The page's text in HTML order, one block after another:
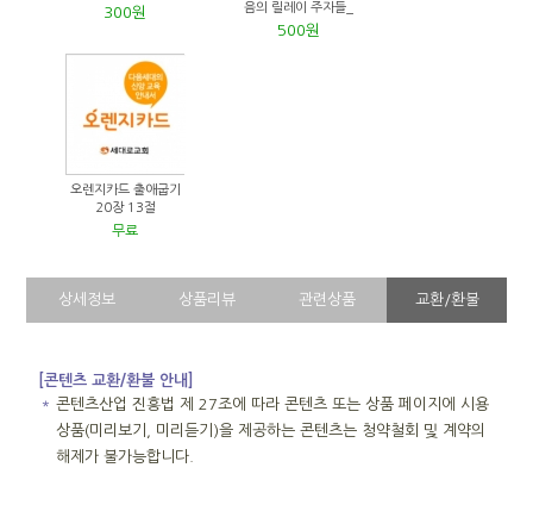
300원
음의 릴레이 주자들_
500원
오렌지카드 출애굽기
20장 13절
무료
상세정보 상품리뷰 관련상품 교환/환불
[콘텐츠 교환/환불 안내]
＊ 콘텐츠산업 진흥법 제 27조에 따라 콘텐츠 또는 상품 페이지에 시용
상품(미리보기, 미리듣기)을 제공하는 콘텐츠는 청약철회 및 계약의
해제가 불가능합니다.